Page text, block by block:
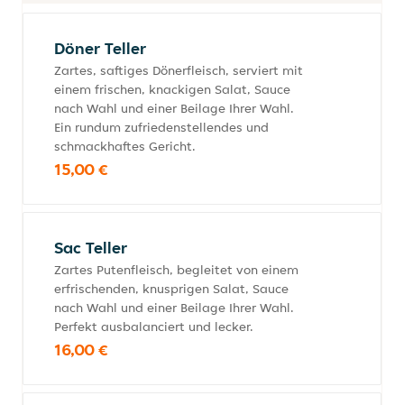
Döner Teller
Zartes, saftiges Dönerfleisch, serviert mit
einem frischen, knackigen Salat, Sauce
nach Wahl und einer Beilage Ihrer Wahl.
Ein rundum zufriedenstellendes und
schmackhaftes Gericht.
15,00 €
Sac Teller
Zartes Putenfleisch, begleitet von einem
erfrischenden, knusprigen Salat, Sauce
nach Wahl und einer Beilage Ihrer Wahl.
Perfekt ausbalanciert und lecker.
16,00 €